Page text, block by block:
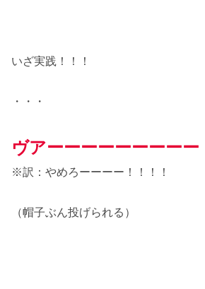
いざ実践！！！
・・・
ヴアーーーーーーーーー
※訳：やめろーーーー！！！！
（帽子ぶん投げられる）